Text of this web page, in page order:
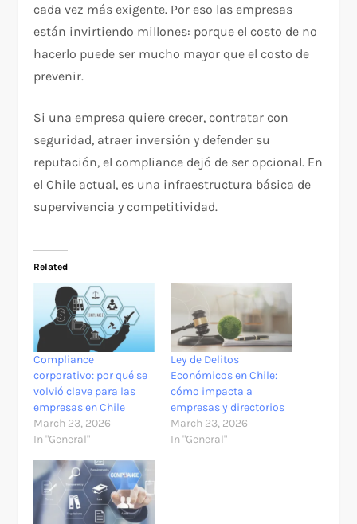
cada vez más exigente. Por eso las empresas
están invirtiendo millones: porque el costo de no
hacerlo puede ser mucho mayor que el costo de
prevenir.
Si una empresa quiere crecer, contratar con
seguridad, atraer inversión y defender su
reputación, el compliance dejó de ser opcional. En
el Chile actual, es una infraestructura básica de
supervivencia y competitividad.
Related
Compliance
corporativo: por qué se
volvió clave para las
empresas en Chile
March 23, 2026
In "General"
Ley de Delitos
Económicos en Chile:
cómo impacta a
empresas y directorios
March 23, 2026
In "General"